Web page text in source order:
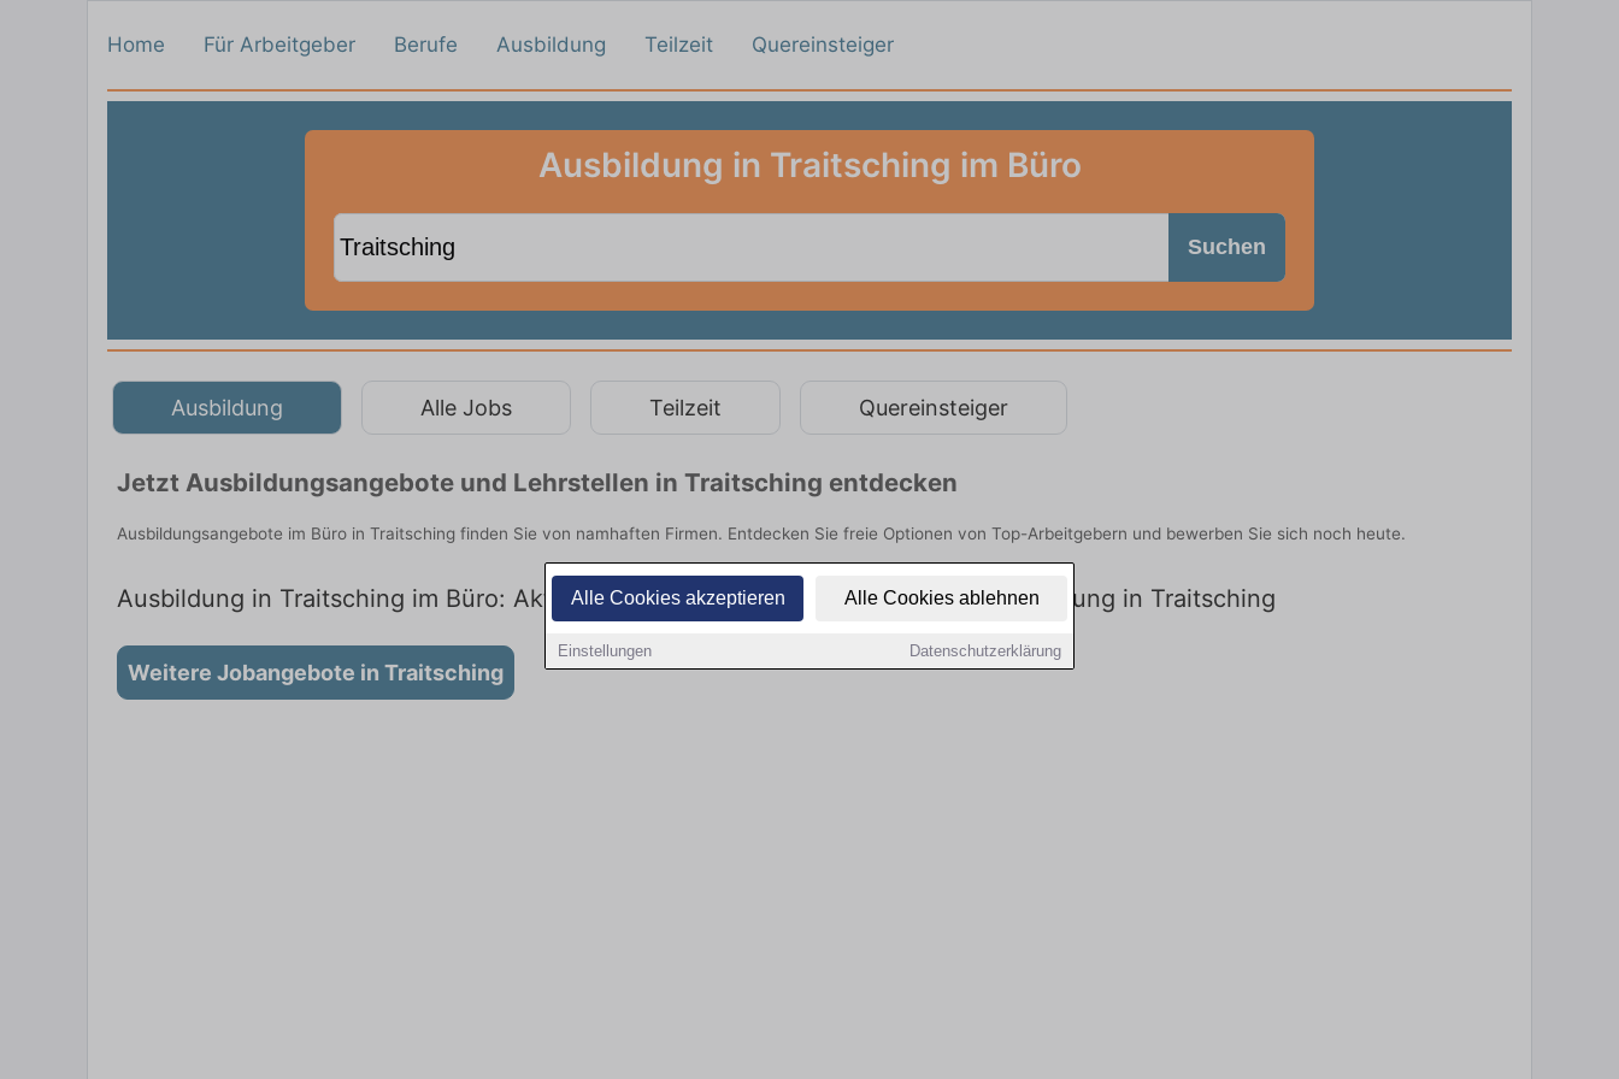
Alle Cookies akzeptieren Alle Cookies ablehnen
Einstellungen Datenschutzerklärung
Home Für Arbeitgeber Berufe Ausbildung Teilzeit Quereinsteiger
Ausbildung in Traitsching im Büro
Suchen
Ausbildung Alle Jobs Teilzeit Quereinsteiger
Jetzt Ausbildungsangebote und Lehrstellen in Traitsching entdecken
Ausbildungsangebote im Büro in Traitsching finden Sie von namhaften Firmen. Entdecken Sie freie Optionen von Top-Arbeitgebern und bewerben Sie sich noch heute.
Ausbildung in Traitsching im Büro: Aktuell gibt es keine Stellenangebote für Ausbildung in Traitsching
Weitere Jobangebote in Traitsching